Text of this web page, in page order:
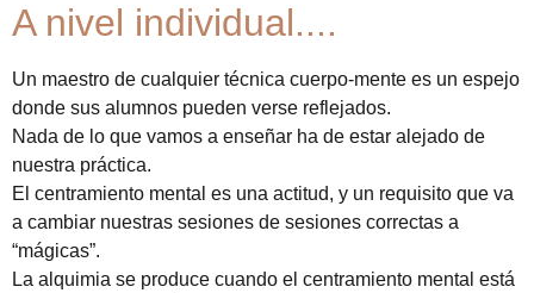
A nivel individual....
Un maestro de cualquier técnica cuerpo-mente es un espejo
donde sus alumnos pueden verse reflejados.
Nada de lo que vamos a enseñar ha de estar alejado de
nuestra práctica.
El centramiento mental es una actitud, y un requisito que va
a cambiar nuestras sesiones de sesiones correctas a
“mágicas”.
La alquimia se produce cuando el centramiento mental está